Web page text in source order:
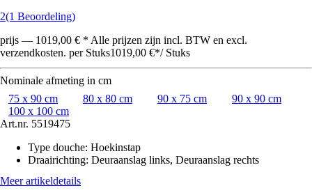
2(1 Beoordeling)
prijs — 1019,00 € * Alle prijzen zijn incl. BTW en excl.
verzendkosten. per Stuks1019,00 €*/ Stuks
Nominale afmeting in cm
75 x 90 cm
80 x 80 cm 90 x 75 cm
90 x 90 cm
100 x 100 cm
Art.nr. 5519475
Type douche: Hoekinstap
Draairichting: Deuraanslag links, Deuraanslag rechts
Meer artikeldetails